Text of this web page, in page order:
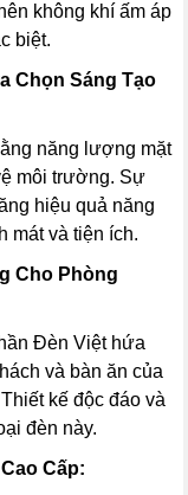
không khí ấm áp
biệt.
Chọn Sáng Tạo
năng lượng mặt
môi trường. Sự
hiệu quả năng
mát và tiện ích.
Cho Phòng
Đèn Việt hứa
và bàn ăn của
kế độc đáo và
đèn này.
Cấp: